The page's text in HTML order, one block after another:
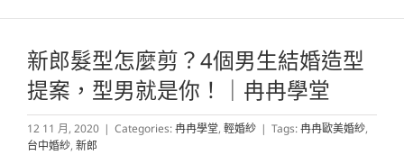
新郎髮型怎麼剪？4個男生結婚造型
提案，型男就是你！｜冉冉學堂
12 11 月, 2020 | Categories:冉冉學堂, 輕婚紗 | Tags:冉冉歐美婚紗,
台中婚紗, 新郎